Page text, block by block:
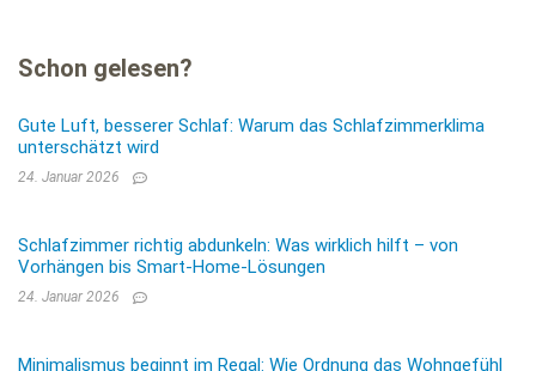
Schon gelesen?
Gute Luft, besserer Schlaf: Warum das Schlafzimmerklima
unterschätzt wird
24. Januar 2026
Schlafzimmer richtig abdunkeln: Was wirklich hilft – von
Vorhängen bis Smart-Home-Lösungen
24. Januar 2026
Minimalismus beginnt im Regal: Wie Ordnung das Wohngefühl